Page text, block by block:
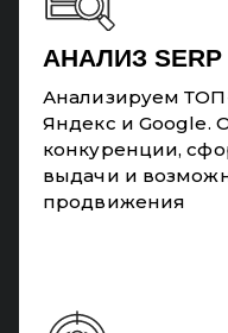
АНАЛИЗ SERP
Анализируем
Яндекс и Google.
конкуренции,
выдачи и
продвижения